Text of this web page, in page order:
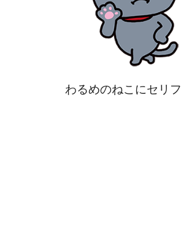
わるめのねこにセリ